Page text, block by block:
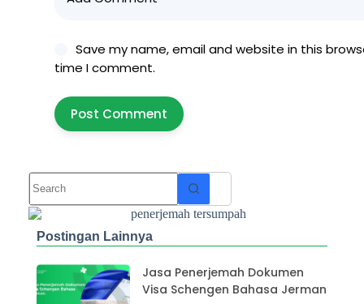
Save my name, email and website in this
time I comment.
Post Comment
Postingan Lainnya
Jasa Penerjemah Dokumen
Visa Schengen Bahasa Jerman